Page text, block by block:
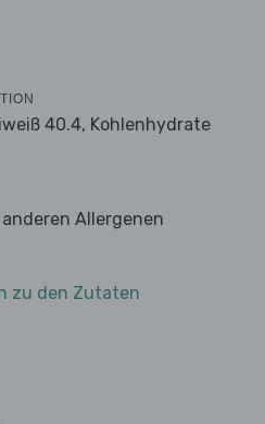
40.4, Kohlenhydrate
Allergenen
zu den Zutaten